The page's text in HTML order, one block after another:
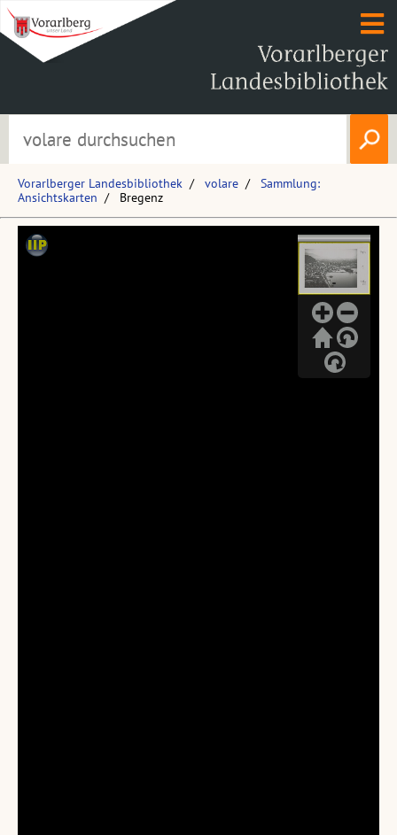
Vorarlberger Landesbibliothek volare
Sammlung:
Ansichtskarten
Bregenz